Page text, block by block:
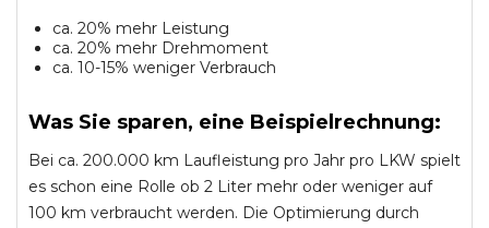
ca. 20% mehr Leistung
ca. 20% mehr Drehmoment
ca. 10-15% weniger Verbrauch
Was Sie sparen, eine Beispielrechnung:
Bei ca. 200.000 km Laufleistung pro Jahr pro LKW spielt
es schon eine Rolle ob 2 Liter mehr oder weniger auf
100 km verbraucht werden. Die Optimierung durch